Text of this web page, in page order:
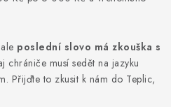
poslední slovo má zkouška s
chrániče musí sedět na jazyku
Přijďte to zkusit k nám do Teplic,